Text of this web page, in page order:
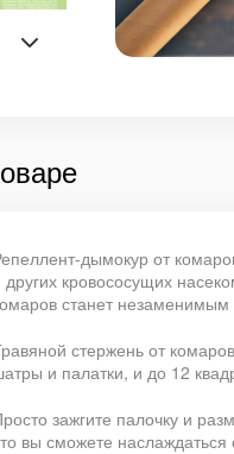
дымокур от
других кровососущих
станет
стержень от
и палатки, и до 12
зажгите палочку и
вы сможете